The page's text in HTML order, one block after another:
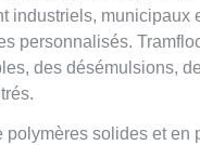
industriels,
personnalisés.
des désémulsions,
polymères solides et